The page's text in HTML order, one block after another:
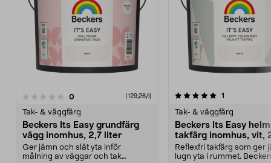
0recensioner (129,26/l)
Tak- & väggfärg
Beckers Its Easy grundfärg
vägg inomhus, 2,7 liter
Ger jämn och slät yta inför
målning av väggar och tak
5.0 av 5 stjärnor 1
Tak- & väggfärg
Beckers Its Easy
takfärg inomhus, vit,
Reflexfri takfärg som ger
lugn yta i rummet.
3.5 av 5 stjärnor